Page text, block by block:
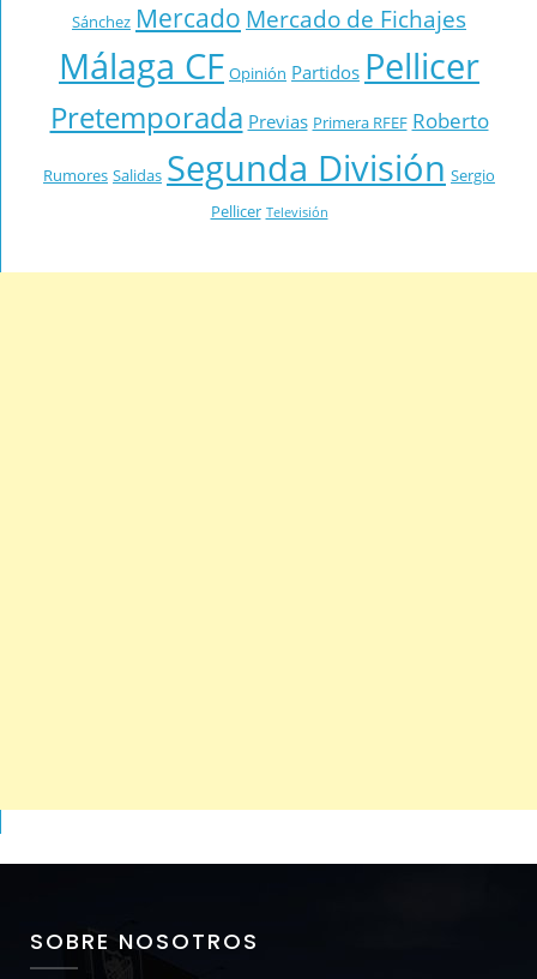
Sánchez Mercado Mercado de Fichajes
Málaga CF Opinión Partidos Pellicer
Pretemporada Previas Primera RFEF Roberto
Rumores Salidas Segunda División Sergio
Pellicer Televisión
SOBRE NOSOTROS